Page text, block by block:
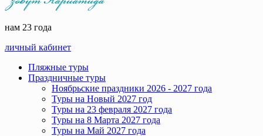
нам 23 года
личный кабинет
Пляжные туры
Праздничные туры
Ноябрьские праздники 2026 - 2027 года
Туры на Новый 2027 год
Туры на 23 февраля 2027 года
Туры на 8 Марта 2027 года
Туры на Май 2027 года